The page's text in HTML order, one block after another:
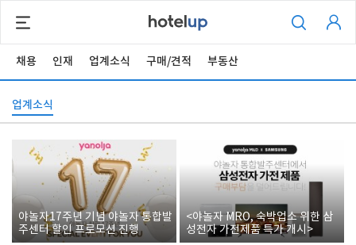
채용 인재 업계소식 구매/견적 부동산
업계소식
야놀자17주년 기념 야놀자 통합발
주센터 할인 프로모션 진행
<야놀자 MRO, 숙박업소 위한 삼
성전자 가전제품 특가 개시>